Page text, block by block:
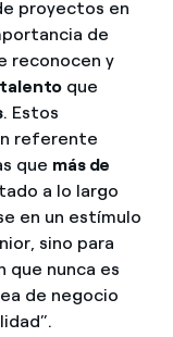
proyectos en
de
reconocen y
que
. Estos
referente
que más de
a lo largo
en un estímulo
sino para
que nunca es
de negocio